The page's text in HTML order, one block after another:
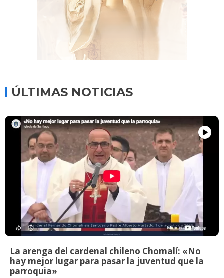
ÚLTIMAS NOTICIAS
La arenga del cardenal chileno Chomalí: «No
hay mejor lugar para pasar la juventud que la
parroquia»